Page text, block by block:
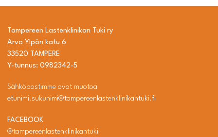
Tampereen Lastenklinikan Tuki ry
Arvo Ylpön katu 6
33520 TAMPERE
Y-tunnus: 0982342-5
Sähköpostimme ovat muotoa
etunimi.sukunimi@tampereenlastenklinikantuki.fi
FACEBOOK
@tampereenlastenklinikantuki